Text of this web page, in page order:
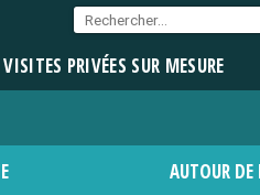
VISITES PRIVÉES SUR MESURE
AUTOUR